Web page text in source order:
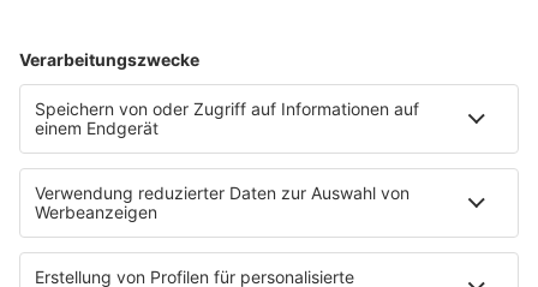
Ich hasse Sport
Sonntag Morgen
Strandbar
Putzfimmel
Deutschpop
Deutsche Liebeslieder
PODCASTS